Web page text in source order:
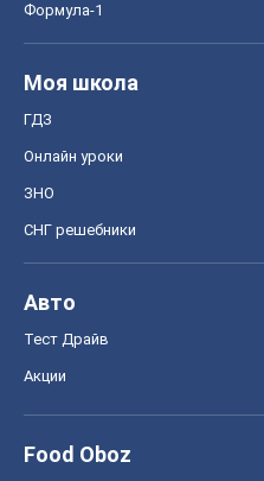
Формула-1
Моя школа
ГДЗ
Онлайн уроки
ЗНО
СНГ решебники
Авто
Тест Драйв
Акции
Food Oboz